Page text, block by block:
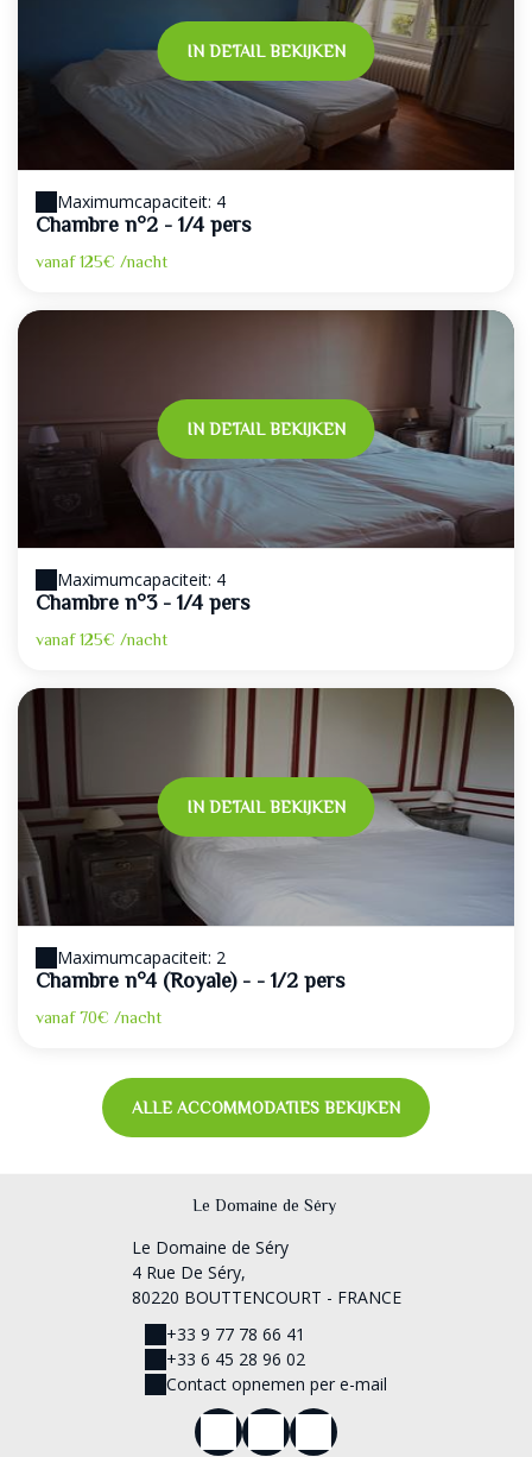
IN DETAIL BEKIJKEN
Maximumcapaciteit: 4
Chambre n°2 - 1/4 pers
vanaf125€ /nacht
IN DETAIL BEKIJKEN
Maximumcapaciteit: 4
Chambre n°3 - 1/4 pers
vanaf125€ /nacht
IN DETAIL BEKIJKEN
Maximumcapaciteit: 2
Chambre n°4 (Royale) - - 1/2 pers
vanaf70€ /nacht
ALLE ACCOMMODATIES BEKIJKEN
Le Domaine de Séry
Le Domaine de Séry
4 Rue De Séry,
80220 BOUTTENCOURT - FRANCE
+33 9 77 78 66 41
+33 6 45 28 96 02
Contact opnemen per e-mail